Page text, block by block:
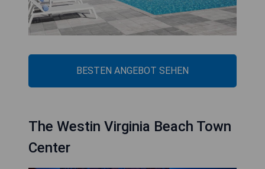
BESTEN ANGEBOT SEHEN
The Westin Virginia Beach Town
Center